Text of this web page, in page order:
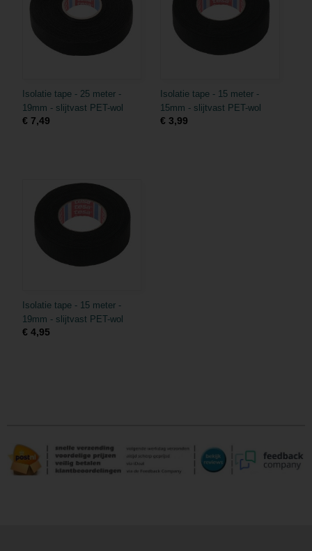
Isolatie tape - 25 meter -
19mm - slijtvast PET-wol
€ 7,49
Isolatie tape - 15 meter -
15mm - slijtvast PET-wol
€ 3,99
Isolatie tape - 15 meter -
19mm - slijtvast PET-wol
€ 4,95